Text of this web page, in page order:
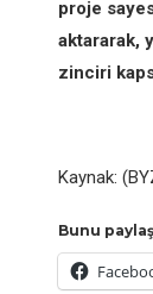
proje
aktararak,
zinciri
Kaynak:
Bunu